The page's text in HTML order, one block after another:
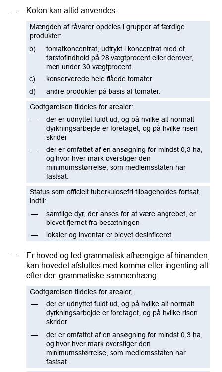
Kolon kan altid anvendes:
Mængden af råvarer opdeles i grupper af færdige
produkter:
tomatkoncentrat, udtrykt i koncentrat med et
tørstofindhold på 28 vægtprocent eller derover,
men under 30 vægtprocent
konserverede hele flåede tomater
andre produkter på basis af tomater.
Godtgørelsen tildeles for arealer:
der er udnyttet fuldt ud, og på hvilke alt normalt
dyrkningsarbejde er foretaget, og på hvilke risen
skrider
der er omfattet af en ansøgning for mindst 0,3 ha,
og hvor hver mark overstiger den
minimumsstørrelse, som medlemsstaten har
fastsat.
Status som officielt tuberkulosefri tilbageholdes fortsat,
indtil:
samtlige dyr, der anses for at være angrebet, er
blevet fjernet fra besætningen
lokaler og inventar er blevet desinficeret.
Er hoved og led grammatisk afhængige af hinanden,
kan hovedet afsluttes med komma eller ingenting alt
efter den grammatiske sammenhæng:
Godtgørelsen tildeles for arealer,
der er udnyttet fuldt ud, og på hvilke alt normalt
dyrkningsarbejde er foretaget, og på hvilke risen
skrider
der er omfattet af en ansøgning for mindst 0,3 ha,
og hvor hver mark overstiger den
minimumsstørrelse, som medlemsstaten har
fastsat.